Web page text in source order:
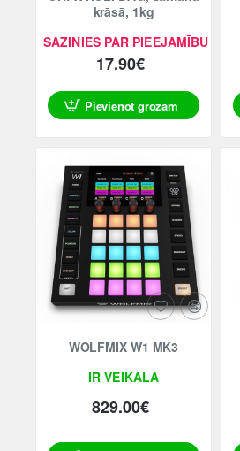
SAZINIES PAR PIEEJAMĪBU
krāsā, 1kg
17.90€
Pievienot grozam
IR VEIKALĀ
WOLFMIX W1 MK3
829.00€